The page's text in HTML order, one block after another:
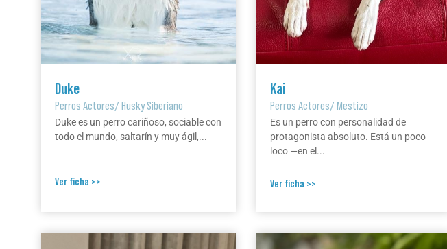
Duke
Perros Actores/Husky Siberiano
Duke es un perro cariñoso, sociable con
todo el mundo, saltarín y muy ágil,...
Ver ficha >>
Kai
Perros Actores/Mestizo
Es un perro con personalidad de
protagonista absoluto. Está un poco
loco —en el...
Ver ficha >>